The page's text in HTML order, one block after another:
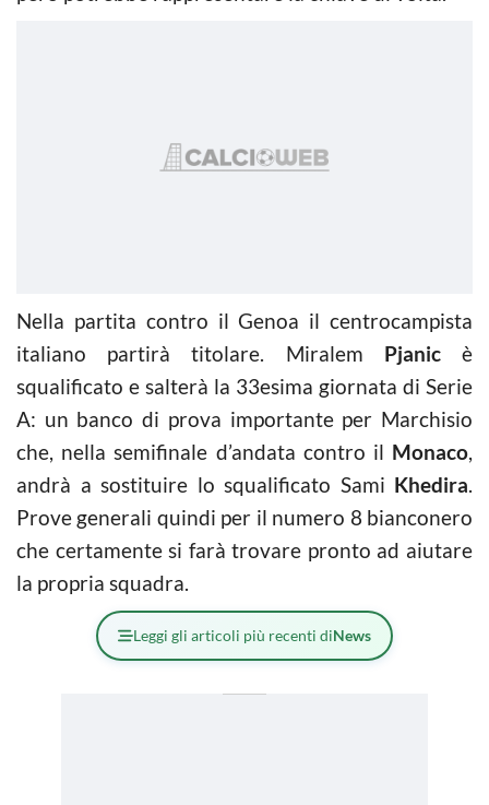
Nella partita contro il Genoa il centrocampista
italiano partirà titolare. Miralem Pjanicè
squalificato e salterà la 33esima giornata di Serie
A: un banco di prova importante per Marchisio
che, nella semifinale d’andata contro il Monaco,
andrà a sostituire lo squalificato Sami Khedira.
Prove generali quindi per il numero 8 bianconero
che certamente si farà trovare pronto ad aiutare
la propria squadra.
Leggi gli articoli più recenti diNews